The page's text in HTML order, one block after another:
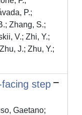
step
Gaetano;